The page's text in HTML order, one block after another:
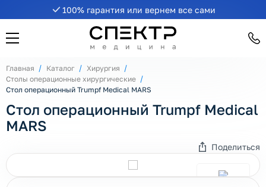
100% гарантия или вернем все сами
Главная Каталог
Хирургия
Столы операционные хирургические
Стол операционный Trumpf Medical MARS
Стол операционный Trumpf Medical
MARS
Поделиться